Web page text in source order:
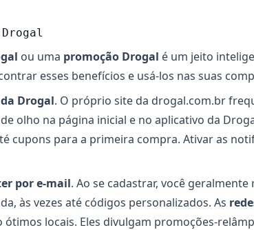
ou uma promoção Drogal é um jeito
esses benefícios e usá-los nas suas
Drogal. O próprio site da drogal.com.br
olho na página inicial e no aplicativo da
cupons para a primeira compra. Ativar as
por e-mail. Ao se cadastrar, você
às vezes até códigos personalizados. As
locais. Eles divulgam promoções-